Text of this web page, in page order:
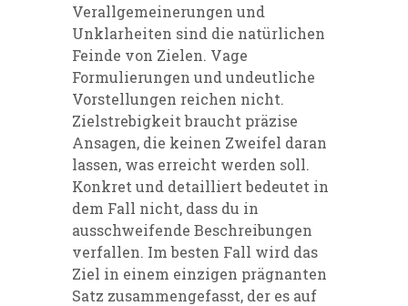
Verallgemeinerungen und
Unklarheiten sind die natürlichen
Feinde von Zielen. Vage
Formulierungen und undeutliche
Vorstellungen reichen nicht.
Zielstrebigkeit braucht präzise
Ansagen, die keinen Zweifel daran
lassen, was erreicht werden soll.
Konkret und detailliert bedeutet in
dem Fall nicht, dass du in
ausschweifende Beschreibungen
verfallen. Im besten Fall wird das
Ziel in einem einzigen prägnanten
Satz zusammengefasst, der es auf